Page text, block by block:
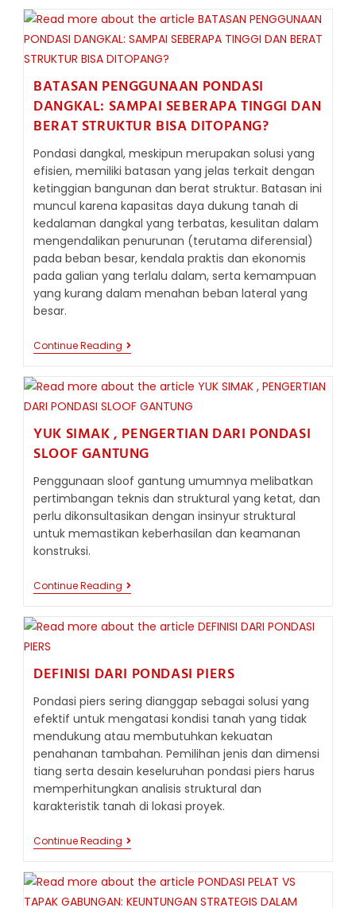
:
RISIKO
BENCANA
ALAM
BATASAN PENGGUNAAN PONDASI
DANGKAL: SAMPAI SEBERAPA TINGGI DAN
BERAT STRUKTUR BISA DITOPANG?
Pondasi dangkal, meskipun merupakan solusi yang
efisien, memiliki batasan yang jelas terkait dengan
ketinggian bangunan dan berat struktur. Batasan ini
muncul karena kapasitas daya dukung tanah di
kedalaman dangkal yang terbatas, kesulitan dalam
mengendalikan penurunan (terutama diferensial)
pada beban besar, kendala praktis dan ekonomis
pada galian yang terlalu dalam, serta kemampuan
yang kurang dalam menahan beban lateral yang
besar.
Continue Reading BATASAN
PENGGUNAAN
DANGKAL:
SEBERAPA
DAN
BERAT
STRUKTUR
BISA
DITOPANG?
YUK SIMAK , PENGERTIAN DARI PONDASI
SLOOF GANTUNG
Penggunaan sloof gantung umumnya melibatkan
pertimbangan teknis dan struktural yang ketat, dan
perlu dikonsultasikan dengan insinyur struktural
untuk memastikan keberhasilan dan keamanan
konstruksi.
Continue Reading YUK
SIMAK
PENGERTIAN
GANTUNG
DEFINISI DARI PONDASI PIERS
Pondasi piers sering dianggap sebagai solusi yang
efektif untuk mengatasi kondisi tanah yang tidak
mendukung atau membutuhkan kekuatan
penahanan tambahan. Pemilihan jenis dan dimensi
tiang serta desain keseluruhan pondasi piers harus
memperhitungkan analisis struktural dan
karakteristik tanah di lokasi proyek.
Continue Reading DEFINISI
DARI
PIERS